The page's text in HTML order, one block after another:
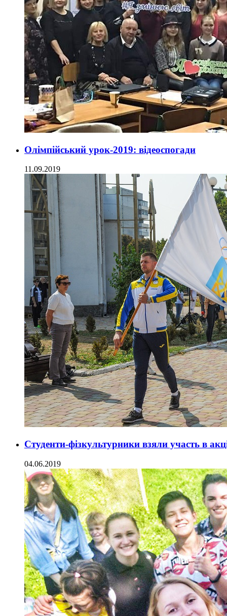
Олімпійський урок-2019: відеоспогади
11.09.2019
Студенти-фізкультурники взяли участь в
04.06.2019